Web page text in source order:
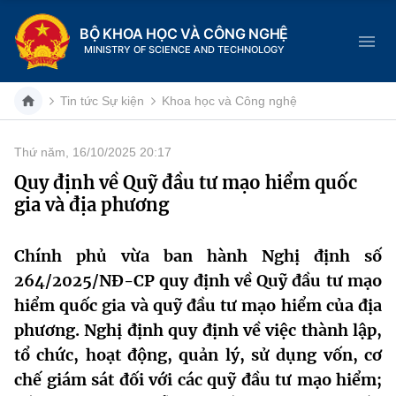
BỘ KHOA HỌC VÀ CÔNG NGHỆ
MINISTRY OF SCIENCE AND TECHNOLOGY
Danh mục
Trang chủ
Giới thiệu
Chức năng nhiệm vụ
Cơ cấu tổ chức
Lịch sử phát triển
Tin tức sự kiện
Khoa học và Công nghệ
Đổi mới sáng tạo
Dịch vụ công
Hệ thống văn bản
Tin tức Sự kiện Khoa học và Công nghệ
Thứ năm, 16/10/2025 20:17
Quy định về Quỹ đầu tư mạo hiểm quốc
gia và địa phương
Chính phủ vừa ban hành Nghị định số
264/2025/NĐ-CP quy định về Quỹ đầu tư mạo
hiểm quốc gia và quỹ đầu tư mạo hiểm của địa
phương. Nghị định quy định về việc thành lập,
tổ chức, hoạt động, quản lý, sử dụng vốn, cơ
chế giám sát đối với các quỹ đầu tư mạo hiểm;